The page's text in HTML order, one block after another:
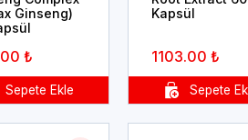
Ginseng)
₺
Kapsül
1103.00 ₺